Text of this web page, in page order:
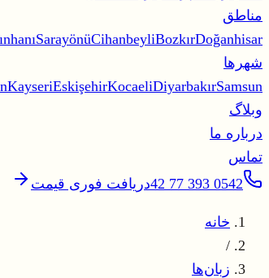
مناطق
SarayönüCihanbeyliBozkırDoğanhisar
شهرها
KayseriEskişehirKocaeliDiyarbakırSamsun
وبلاگ
درباره ما
تماس
0542 393 77 42
دریافت فوری قیمت
خانه
/
زبان‌ها